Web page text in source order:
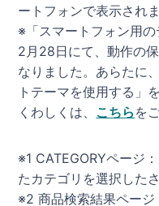
ートフォンで表示されま
※「スマートフォン用
2月28日にて、動作の
なりました。あらたに
トテーマを使用する」
くわしくは、 こちら を
※1 CATEGORYページ
たカテゴリを選択した
※2 商品検索結果ページ